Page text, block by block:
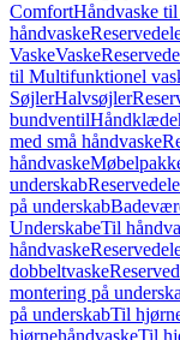
ComfortHåndvaske
håndvaske
VaskeVaske
til Multifunktionel
SøjlerHalvsøjler
bundventil
med små håndvaske
håndvaske
underskab
på underskab
UnderskabeTil
håndvaske
dobbeltvaske
montering på
på underskabTil
hjørnehåndvaskeTil